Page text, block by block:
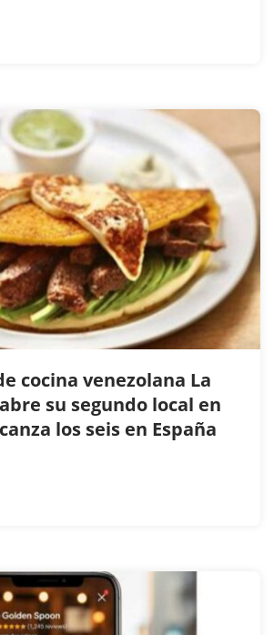
cocina venezolana La
su segundo local en
los seis en España